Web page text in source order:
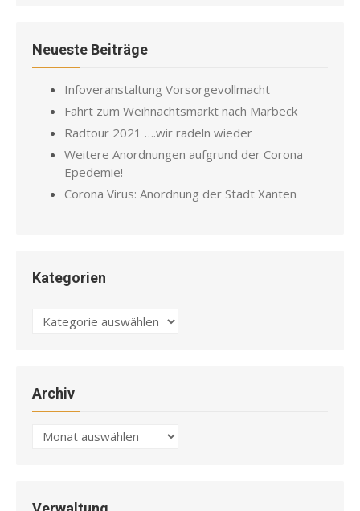
Neueste Beiträge
Infoveranstaltung Vorsorgevollmacht
Fahrt zum Weihnachtsmarkt nach Marbeck
Radtour 2021 ….wir radeln wieder
Weitere Anordnungen aufgrund der Corona
Epedemie!
Corona Virus: Anordnung der Stadt Xanten
Kategorien
Kategorien
Archiv
Archiv